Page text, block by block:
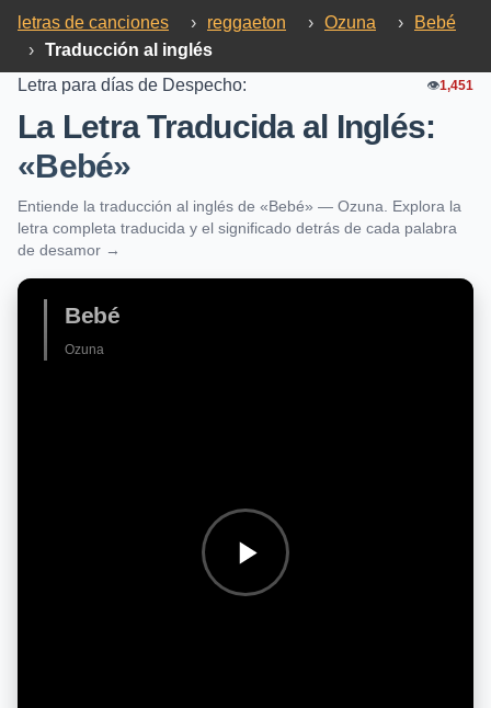
letras de canciones › reggaeton › Ozuna ›
Bebé
› Traducción al inglés
Letra para días de Despecho:
👁️1,451
La Letra Traducida al Inglés:
«Bebé»
Entiende la traducción al inglés de «Bebé» — Ozuna. Explora la
letra completa traducida y el significado detrás de cada palabra
de desamor →
Bebé
Ozuna